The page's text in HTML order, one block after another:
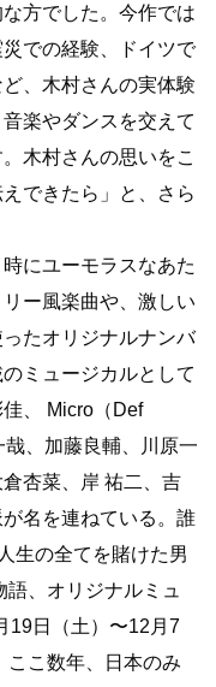
方でした。今作では
での経験、ドイツで
、木村さんの実体験
楽やダンスを交えて
木村さんの思いをこ
できたら」と、さら
にユーモラスなあた
ー風楽曲や、激しい
たオリジナルナンバ
ミュージカルとして
、 Micro（Def
、加藤良輔、川原一
杏菜、岸 祐二、吉
名を連ねている。誰
生の全てを賭けた男
、オリジナルミュ
19日（土）〜12月7
ここ数年、日本のみ